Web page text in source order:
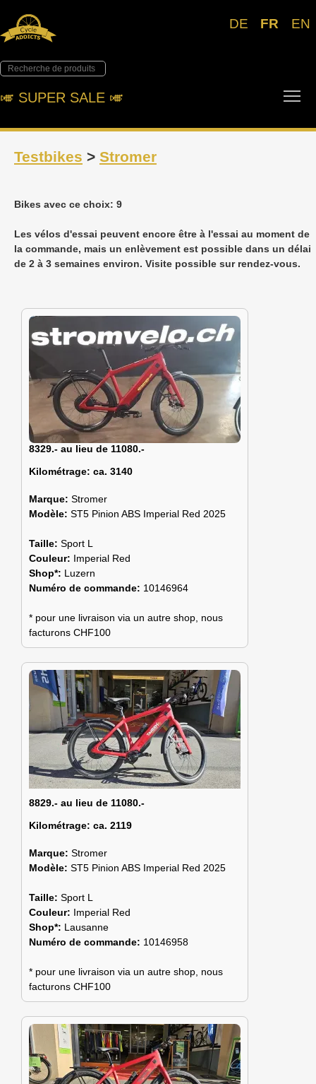
DE FR EN
🎺︎ SUPER SALE 🎺︎
Testbikes > Stromer
Bikes avec ce choix: 9
Les vélos d'essai peuvent encore être à l'essai au moment de
la commande, mais un enlèvement est possible dans un délai
de 2 à 3 semaines environ. Visite possible sur rendez-vous.
8329.- au lieu de 11080.-
Kilométrage: ca. 3140
Marque: Stromer
Modèle: ST5 Pinion ABS Imperial Red 2025
Taille: Sport L
Couleur: Imperial Red
Shop*: Luzern
Numéro de commande: 10146964
* pour une livraison via un autre shop, nous
facturons CHF100
8829.- au lieu de 11080.-
Kilométrage: ca. 2119
Marque: Stromer
Modèle: ST5 Pinion ABS Imperial Red 2025
Taille: Sport L
Couleur: Imperial Red
Shop*: Lausanne
Numéro de commande: 10146958
* pour une livraison via un autre shop, nous
facturons CHF100